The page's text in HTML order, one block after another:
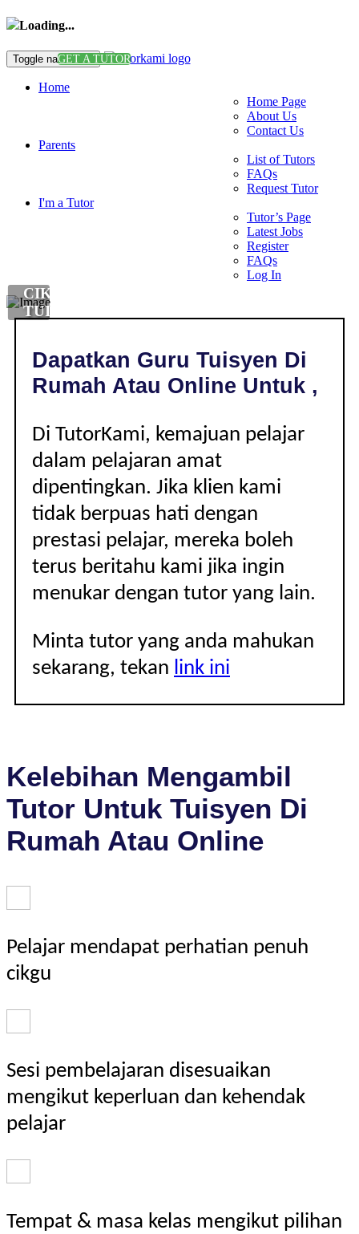
Loading...
Toggle navigationGET A TUTOR
Home
Home Page
About Us
Contact Us
Parents
List of Tutors
FAQs
Request Tutor
I'm a Tutor
Tutor’s Page
Latest Jobs
Register
FAQs
Log In
CIKGU
TUISYEN
Dapatkan Guru Tuisyen Di
Rumah Atau Online Untuk ,
Di TutorKami, kemajuan pelajar
dalam pelajaran amat
dipentingkan. Jika klien kami
tidak berpuas hati dengan
prestasi pelajar, mereka boleh
terus beritahu kami jika ingin
menukar dengan tutor yang lain.
Minta tutor yang anda mahukan
sekarang, tekan link ini
Kelebihan Mengambil
Tutor Untuk Tuisyen Di
Rumah Atau Online
Pelajar mendapat perhatian penuh
cikgu
Sesi pembelajaran disesuaikan
mengikut keperluan dan kehendak
pelajar
Tempat & masa kelas mengikut pilihan